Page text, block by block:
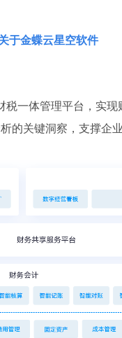
于金蝶云星空软件
一体管理平台，实
的关键洞察，支撑企